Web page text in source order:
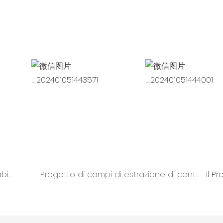
Progetto di campi di lavoro container in Arabia Saudita Progetto di campi di estrazione di container in Indonesia Il